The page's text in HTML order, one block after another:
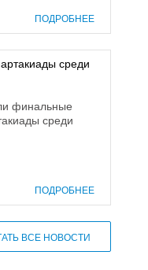
ПОДРОБНЕЕ
среди
финальные
среди
ПОДРОБНЕЕ
ВСЕ НОВОСТИ